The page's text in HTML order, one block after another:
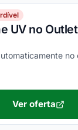
UV no
Ver oferta